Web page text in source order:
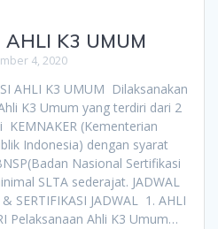
AHLI K3 UMUM
4, 2020
AHLI K3 UMUM Dilaksanakan
K3 Umum yang terdiri dari 2
(Kementerian
Indonesia) dengan syarat
Nasional Sertifikasi
SLTA sederajat. JADWAL
SERTIFIKASI JADWAL 1. AHLI
Pelaksanaan Ahli K3 Umum…